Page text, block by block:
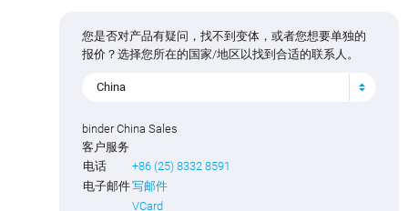
您是否对产品有疑问，找不到变体，或者您想要单独的
报价？选择您所在的国家/地区以找到合适的联系人。
China
binder China Sales
客户服务
电话
+86 (25) 8332 8591
电子邮件写邮件
VCard